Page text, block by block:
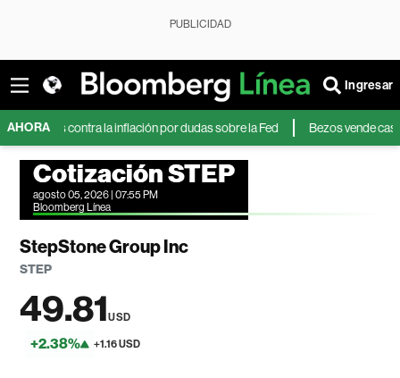
PUBLICIDAD
Ingresar
AHORA
contra la inflación por dudas sobre la Fed Bezos vende casi
Cotización STEP
agosto 05, 2026 | 07:55 PM
Bloomberg Línea
StepStone Group Inc
STEP
49.81USD
+2.38% +1.16 USD